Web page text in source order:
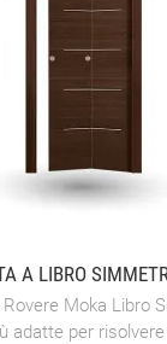
A LIBRO
Moka Libro
adatte per